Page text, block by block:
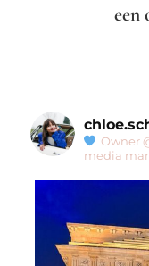
een
Owner
media